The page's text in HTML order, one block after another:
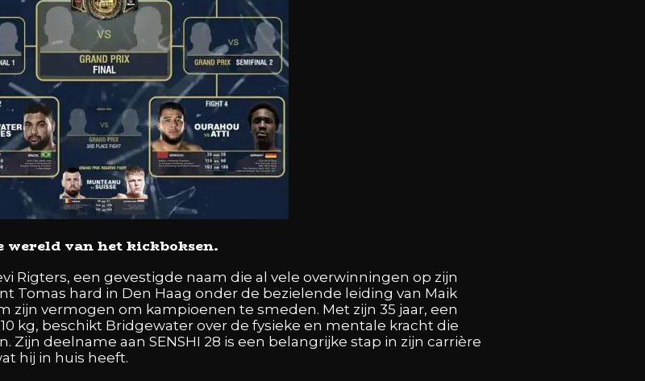
wereld van het kickboksen.
Rigters, een gevestigde naam die al vele overwinningen op zijn
Tomas hard in Den Haag onder de bezielende leiding van Maik
zijn vermogen om kampioenen te smeden. Met zijn 35 jaar, een
kg, beschikt Bridgewater over de fysieke en mentale kracht die
Zijn deelname aan SENSHI 28 is een belangrijke stap in zijn carrière
hij in huis heeft.